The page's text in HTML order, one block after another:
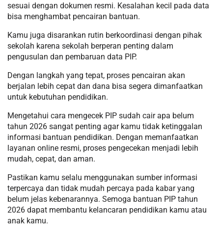
sesuai dengan dokumen resmi. Kesalahan kecil pada data
bisa menghambat pencairan bantuan.
Kamu juga disarankan rutin berkoordinasi dengan pihak
sekolah karena sekolah berperan penting dalam
pengusulan dan pembaruan data PIP.
Dengan langkah yang tepat, proses pencairan akan
berjalan lebih cepat dan dana bisa segera dimanfaatkan
untuk kebutuhan pendidikan.
Mengetahui cara mengecek PIP sudah cair apa belum
tahun 2026 sangat penting agar kamu tidak ketinggalan
informasi bantuan pendidikan. Dengan memanfaatkan
layanan online resmi, proses pengecekan menjadi lebih
mudah, cepat, dan aman.
Pastikan kamu selalu menggunakan sumber informasi
terpercaya dan tidak mudah percaya pada kabar yang
belum jelas kebenarannya. Semoga bantuan PIP tahun
2026 dapat membantu kelancaran pendidikan kamu atau
anak kamu.